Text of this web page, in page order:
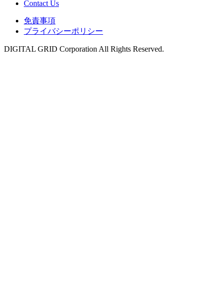
Contact Us
免責事項
プライバシーポリシー
DIGITAL GRID Corporation All Rights Reserved.